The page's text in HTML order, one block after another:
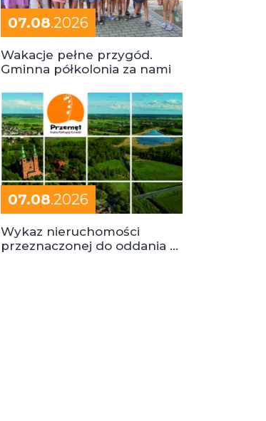
07.08.2026
Wakacje pełne przygód.
Gminna półkolonia za nami
07.08.2026
Wykaz nieruchomości
przeznaczonej do oddania w